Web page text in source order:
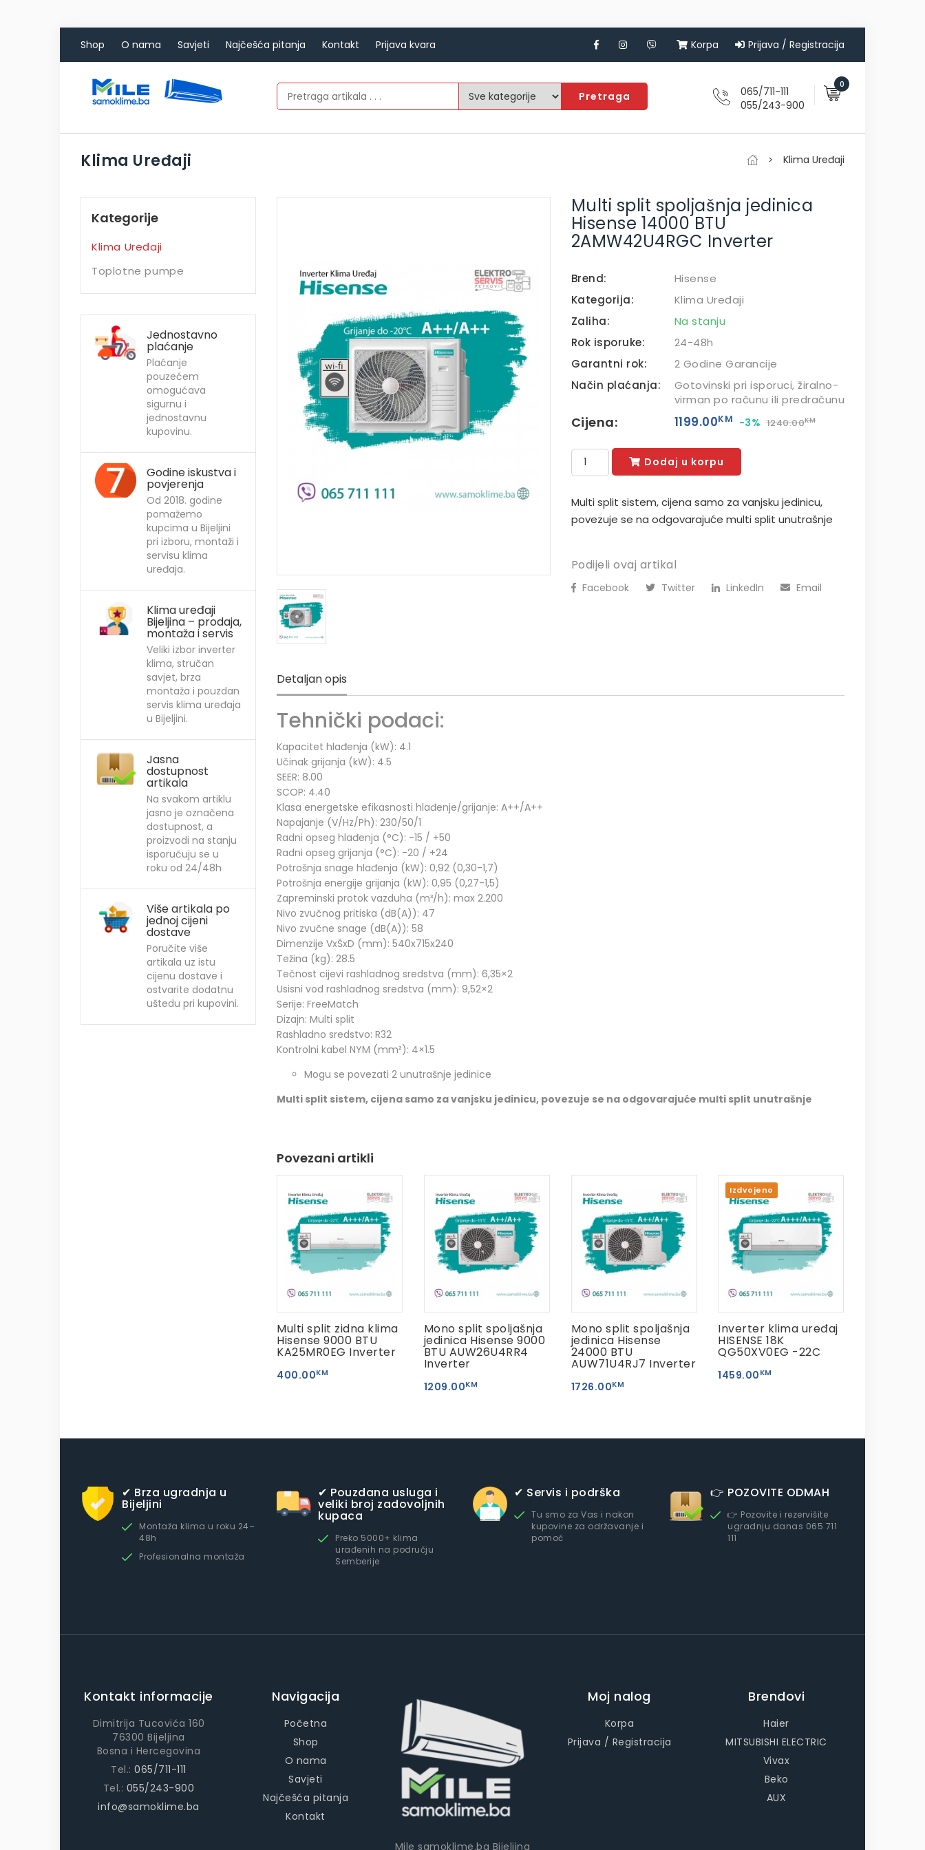
Shop O nama Savjeti Najčešća pitanja Kontakt Prijava kvara Korpa Prijava / Registracija
Pretraga
065/711-111
055/243-900
0
Klima Uređaji Klima Uređaji
Kategorije
Klima Uređaji
Toplotne pumpe
Jednostavno
plaćanje
Plaćanje
pouzećem
omogućava
sigurnu i
jednostavnu
kupovinu.
Godine iskustva i
povjerenja
Od 2018. godine
pomažemo
kupcima u Bijeljini
pri izboru, montaži i
servisu klima
uređaja.
Klima uređaji
Bijeljina – prodaja,
montaža i servis
Veliki izbor inverter
klima, stručan
savjet, brza
montaža i pouzdan
servis klima uređaja
u Bijeljini.
Jasna
dostupnost
artikala
Na svakom artiklu
jasno je označena
dostupnost, a
proizvodi na stanju
isporučuju se u
roku od 24/48h
Više artikala po
jednoj cijeni
dostave
Poručite više
artikala uz istu
cijenu dostave i
ostvarite dodatnu
uštedu pri kupovini.
Multi split spoljašnja jedinica
Hisense 14000 BTU
2AMW42U4RGC Inverter
Brend:
Hisense
Kategorija:
Klima Uređaji
Zaliha:
Na stanju
Rok isporuke:
24-48h
Garantni rok:
2 Godine Garancije
Način plaćanja:
Gotovinski pri isporuci, žiralno-
virman po računu ili predračunu
Cijena: 1199.00KM -3% 1240.00KM
Dodaj u korpu
Multi split sistem, cijena samo za vanjsku jedinicu,
povezuje se na odgovarajuće multi split unutrašnje
Podijeli ovaj artikal
Facebook Twitter LinkedIn Email
Detaljan opis
Tehnički podaci:
Kapacitet hlađenja (kW): 4.1
Učinak grijanja (kW): 4.5
SEER: 8.00
SCOP: 4.40
Klasa energetske efikasnosti hlađenje/grijanje: A++/A++
Napajanje (V/Hz/Ph): 230/50/1
Radni opseg hlađenja (°C): -15 / +50
Radni opseg grijanja (°C): -20 / +24
Potrošnja snage hlađenja (kW): 0,92 (0,30-1,7)
Potrošnja energije grijanja (kW): 0,95 (0,27-1,5)
Zapreminski protok vazduha (m³/h): max 2.200
Nivo zvučnog pritiska (dB(A)): 47
Nivo zvučne snage (dB(A)): 58
Dimenzije VxŠxD (mm): 540x715x240
Težina (kg): 28.5
Tečnost cijevi rashladnog sredstva (mm): 6,35×2
Usisni vod rashladnog sredstva (mm): 9,52×2
Serije: FreeMatch
Dizajn: Multi split
Rashladno sredstvo: R32
Kontrolni kabel NYM (mm²): 4×1.5
Mogu se povezati 2 unutrašnje jedinice
Multi split sistem, cijena samo za vanjsku jedinicu, povezuje se na odgovarajuće multi split unutrašnje
Povezani artikli
Multi split zidna klima
Hisense 9000 BTU
KA25MR0EG Inverter
400.00KM
Mono split spoljašnja
jedinica Hisense 9000
BTU AUW26U4RR4
Inverter
1209.00KM
Mono split spoljašnja
jedinica Hisense
24000 BTU
AUW71U4RJ7 Inverter
1726.00KM
Izdvojeno
Inverter klima uređaj
HISENSE 18K
QG50XV0EG -22C
1459.00 KM
✔ Brza ugradnja u
Bijeljini
Montaža klima u roku 24–
48h
Profesionalna montaža
✔ Pouzdana usluga i
veliki broj zadovoljnih
kupaca
Preko 5000+ klima
urađenih na području
Semberije
✔ Servis i podrška
Tu smo za Vas i nakon
kupovine za održavanje i
pomoć
👉 POZOVITE ODMAH
👉 Pozovite i rezervišite
ugradnju danas 065 711
111
Kontakt informacije
Dimitrija Tucovića 160
76300 Bijeljina
Bosna i Hercegovina
Tel.:065/711-111
Tel.: 055/243-900
info@samoklime.ba
Navigacija
Početna
Shop
O nama
Savjeti
Najčešća pitanja
Kontakt
Mile samoklime.ba Bijeljina
Moj nalog
Korpa
Prijava / Registracija
Brendovi
Haier
MITSUBISHI ELECTRIC
Vivax
Beko
AUX